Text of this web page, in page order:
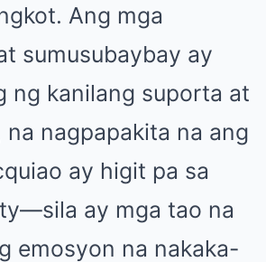
Ang mga
sumusubaybay ay
ng kanilang suporta at
na nagpapakita na ang
ay higit pa sa
ay mga tao na
emosyon na nakaka-